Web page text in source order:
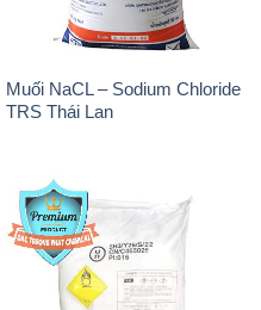
Sodium Percarbonate Dạng